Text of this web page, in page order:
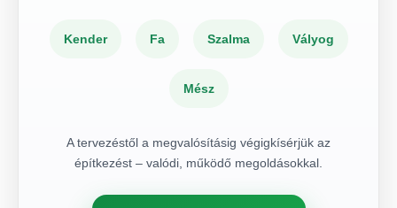
Kender Fa Szalma Vályog
Mész
A tervezéstől a megvalósításig végigkísérjük az
építkezést – valódi, működő megoldásokkal.